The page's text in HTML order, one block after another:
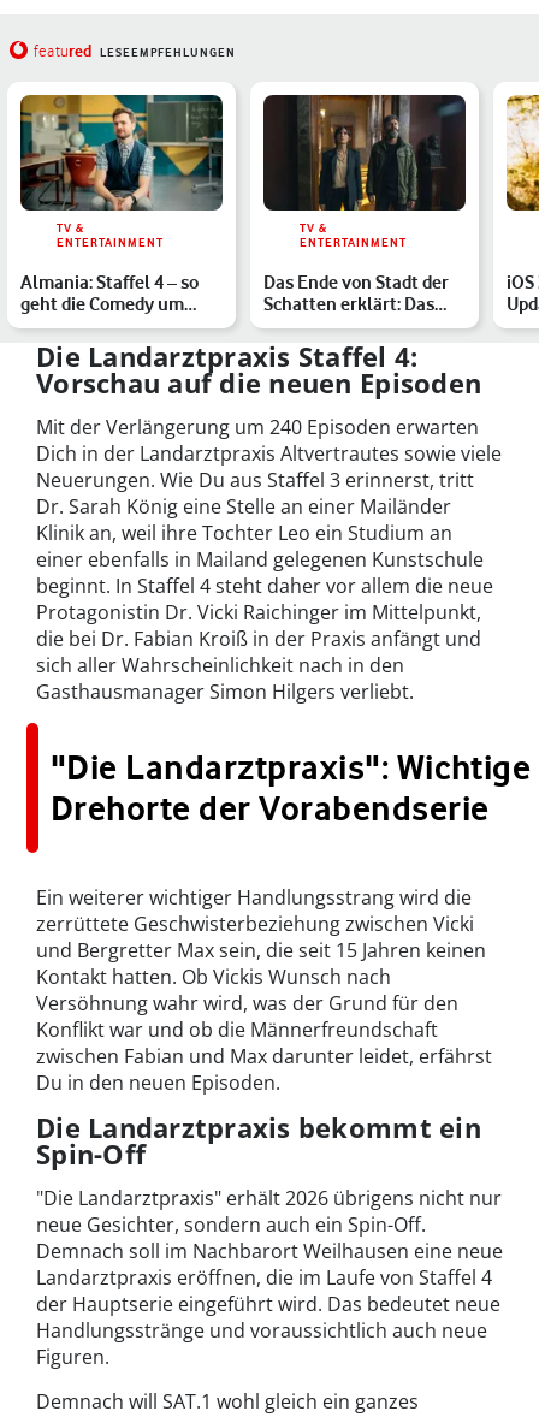
featured LESEEMPFEHLUNGEN
TV &
ENTERTAINMENT
Almania: Staffel 4 – so
geht die Comedy um
Cringe-Lehrer Stimpel …
TV &
ENTERTAINMENT
Das Ende von Stadt der
Schatten erklärt: Das
steckt hinter der Mo…
Die Landarztpraxis Staffel 4:
Vorschau auf die neuen Episoden
Mit der Verlängerung um 240 Episoden erwarten
Dich in der Landarztpraxis Altvertrautes sowie viele
Neuerungen. Wie Du aus Staffel 3 erinnerst, tritt
Dr. Sarah König eine Stelle an einer Mailänder
Klinik an, weil ihre Tochter Leo ein Studium an
einer ebenfalls in Mailand gelegenen Kunstschule
beginnt. In Staffel 4 steht daher vor allem die neue
Protagonistin Dr. Vicki Raichinger im Mittelpunkt,
die bei Dr. Fabian Kroiß in der Praxis anfängt und
sich aller Wahrscheinlichkeit nach in den
Gasthausmanager Simon Hilgers verliebt.
"Die Landarztpraxis": Wichtige
Drehorte der Vorabendserie
Ein weiterer wichtiger Handlungsstrang wird die
zerrüttete Geschwisterbeziehung zwischen Vicki
und Bergretter Max sein, die seit 15 Jahren keinen
Kontakt hatten. Ob Vickis Wunsch nach
Versöhnung wahr wird, was der Grund für den
Konflikt war und ob die Männerfreundschaft
zwischen Fabian und Max darunter leidet, erfährst
Du in den neuen Episoden.
Die Landarztpraxis bekommt ein
Spin-Off
"Die Landarztpraxis" erhält 2026 übrigens nicht nur
neue Gesichter, sondern auch ein Spin-Off.
Demnach soll im Nachbarort Weilhausen eine neue
Landarztpraxis eröffnen, die im Laufe von Staffel 4
der Hauptserie eingeführt wird. Das bedeutet neue
Handlungsstränge und voraussichtlich auch neue
Figuren.
Demnach will SAT.1 wohl gleich ein ganzes